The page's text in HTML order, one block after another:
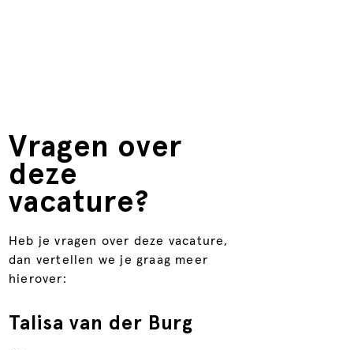
Vragen over
deze
vacature?
Heb je vragen over deze vacature,
dan vertellen we je graag meer
hierover:
Talisa van der Burg